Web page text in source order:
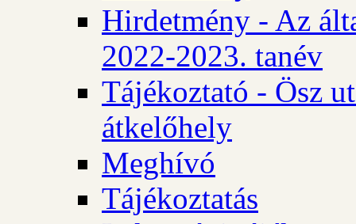
Hirdetmény - Az
2022-2023. tanév
Tájékoztató - Ösz
átkelőhely
Meghívó
Tájékoztatás